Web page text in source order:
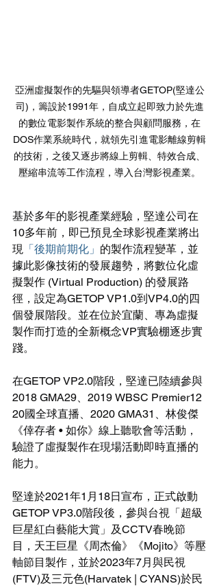
亞洲虛擬製作的先驅與領導者GETOP(堅達公
司)，籌設於1991年，自成立起即致力於先進
的數位電影製作系統的整合與顧問服務，在
DOS作業系統時代，就領先引進電影離線剪輯
的技術，之後又逐步將線上剪輯、特效合成、
壓縮串流等工作流程，導入台灣影視產業。
基於多年的影視產業經驗，堅達公司在
10多年前，即已預見全球影視產業將出
現 「後期前期化」 的製作流程變革，並
據此影像技術的發展趨勢，將數位化虛
擬製作 (Virtual Production) 的發展路
徑，設定為GETOP VP1.0到VP4.0的四
個發展階段。並在位於宜蘭、專為虛擬
製作而打造的全新概念VP實驗棚逐步實
踐。
在GETOP VP2.0階段，堅達已陸續參與
2018 GMA29、2019 WBSC Premier12
20國全球直播、2020 GMA31、林俊傑
《倖存者 • 如你》線上聽歌會等活動，
驗證了虛擬製作在現場活動即時直播的
能力。
堅達於2021年1月18日宣布，正式啟動
GETOP VP3.0階段後，參與台視「超級
巨星紅白藝能大賞」及CCTV春晚節
目，天王巨星《周杰倫》《Mojito》等壓
軸節目製作，並於2023年7月與民視
(FTV)及三元色(Harvatek | CYANS)於民